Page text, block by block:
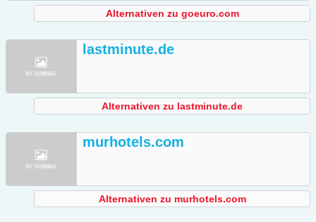
Alternativen zu goeuro.com
lastminute.de
Alternativen zu lastminute.de
murhotels.com
Alternativen zu murhotels.com